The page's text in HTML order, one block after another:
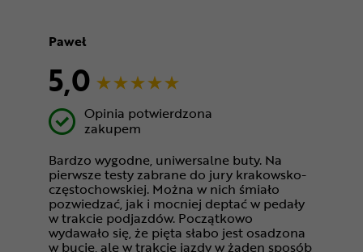
Paweł
5,0
Opinia potwierdzona
zakupem
Bardzo wygodne, uniwersalne buty. Na
pierwsze testy zabrane do jury krakowsko-
częstochowskiej. Można w nich śmiało
pozwiedzać, jak i mocniej deptać w pedały
w trakcie podjazdów. Początkowo
wydawało się, że pięta słabo jest osadzona
w bucie, ale w trakcie jazdy w żaden sposób